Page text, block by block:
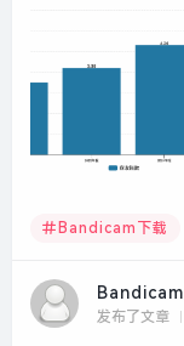
Bandicam下载
Bandicam
发布了文章